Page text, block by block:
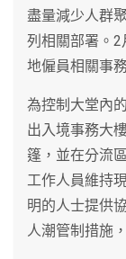
盡量減少人群
列相關部署。
地僱員相關事
為控制大堂內
出入境事務大
篷，並在分流
工作人員維持
明的人士提供
人潮管制措施